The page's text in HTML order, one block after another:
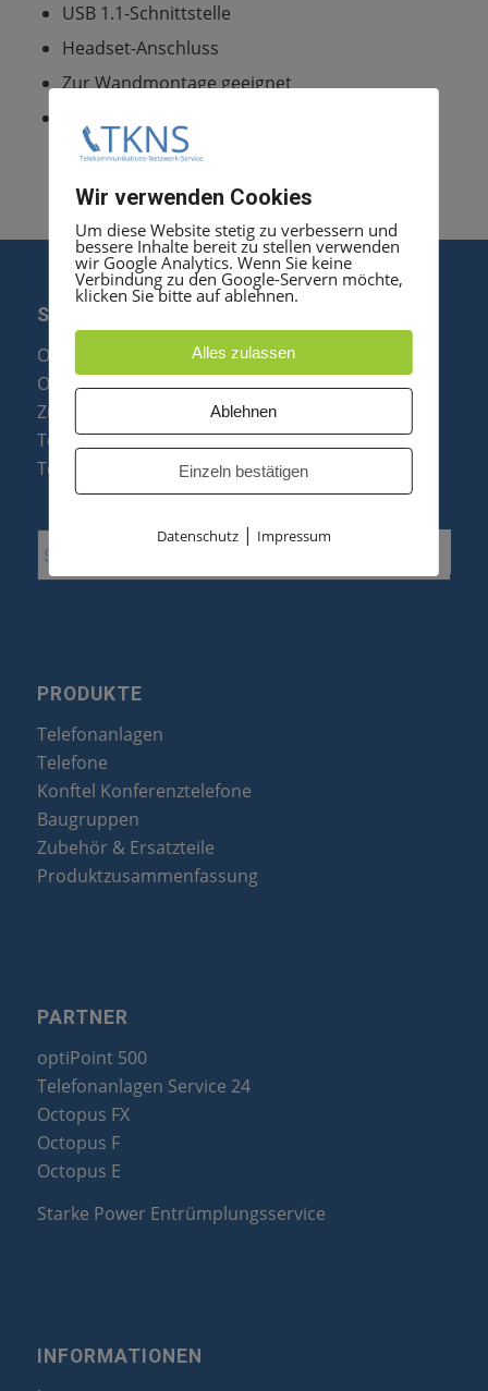
USB 1.1-Schnittstelle
Headset-Anschluss
Zur Wandmontage geeignet
Erhältlich in arctic
SERVICE
Optipoint Display Reparatur
Octophon F Display Reparatur
Zubehör & Ersatzteile
Telefonanlagen Optimierung
Telefonanlagen Erweiterung
PRODUKTE
Telefonanlagen
Telefone
Konftel Konferenztelefone
Baugruppen
Zubehör & Ersatzteile
Produktzusammenfassung
PARTNER
optiPoint 500
Telefonanlagen Service 24
Octopus FX
Octopus F
Octopus E
Starke Power Entrümplungsservice
INFORMATIONEN
Wir verwenden Cookies
Um diese Website stetig zu verbessern und
bessere Inhalte bereit zu stellen verwenden
wir Google Analytics. Wenn Sie keine
Verbindung zu den Google-Servern möchte,
klicken Sie bitte auf ablehnen.
Alles zulassen
Ablehnen
Einzeln bestätigen
Datenschutz| Impressum